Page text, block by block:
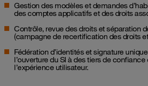
Gestion des modèles et demandes
des comptes applicatifs et des droits
Contrôle, revue des droits et séparation
(campagne de recertification des droits
Fédération d’identités et signature
l’ouverture du SI à des tiers de
l’expérience utilisateur.